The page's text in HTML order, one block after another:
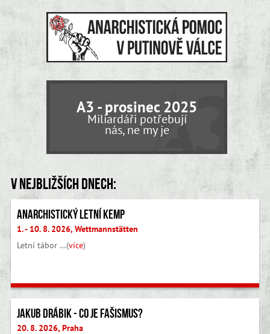
A3 - prosinec 2025
Miliardáři potřebují
nás, ne my je
V nejbližších dnech:
Anarchistický letní kemp
1. - 10. 8. 2026, Wettmannstätten
Letní tábor …(více)
Jakub Drábik - Co je fašismus?
20. 8. 2026, Praha